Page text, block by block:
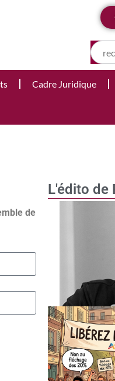
Cadre Juridique
L'édito de
de